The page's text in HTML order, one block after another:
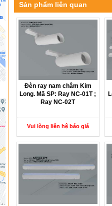
Sản phẩm liên quan
Đèn ray nam châm Kim
Long. Mã SP: Ray NC-01T ;
Ray NC-02T
Vui lòng liên hệ báo giá